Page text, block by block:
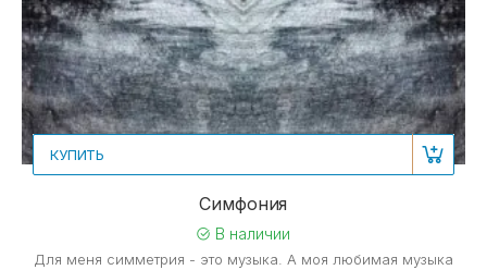
КУПИТЬ
Симфония
В наличии
Для меня симметрия - это музыка. А моя любимая музыка